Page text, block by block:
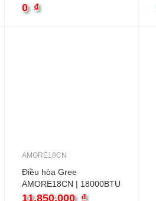
2 chiều inverter
0 ₫
AMORE18CN
Điều hòa Gree
AMORE18CN | 18000BTU
1 chiều
11.850.000 ₫